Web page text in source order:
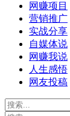
网赚项目
营销推广
实战分享
自媒体说
网赚我说
人生感悟
网友投稿